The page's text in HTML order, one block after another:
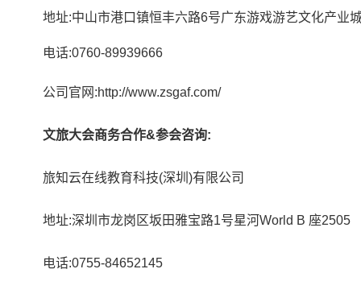
地址:中山市港口镇恒丰六路6号广东游戏游艺文化产业
电话:0760-89939666
公司官网:http://www.zsgaf.com/
文旅大会商务合作&参会咨询:
旅知云在线教育科技(深圳)有限公司
地址:深圳市龙岗区坂田雅宝路1号星河World B 座2505
电话:0755-84652145